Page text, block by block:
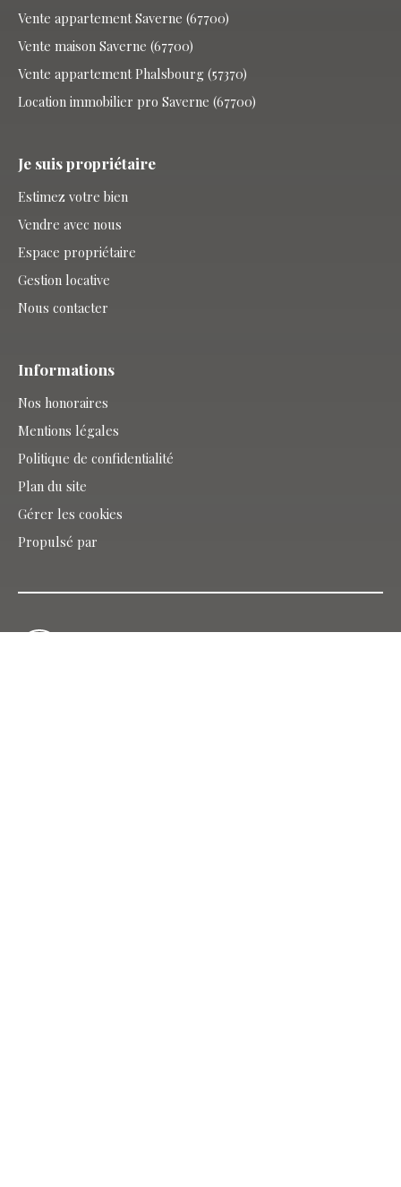
Vente appartement Saverne (67700)
Vente maison Saverne (67700)
Vente appartement Phalsbourg (57370)
Location immobilier pro Saverne (67700)
Je suis propriétaire
Estimez votre bien
Vendre avec nous
Espace propriétaire
Gestion locative
Nous contacter
Informations
Nos honoraires
Mentions légales
Politique de confidentialité
Plan du site
Gérer les cookies
Propulsé par